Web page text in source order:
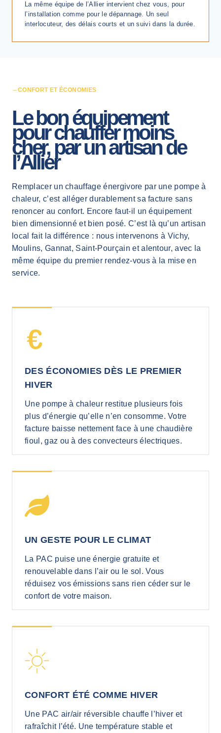
La même équipe de l’Allier intervient chez vous, pour
l’installation comme pour le dépannage. Un seul
interlocuteur, des délais courts et un suivi dans la durée.
CONFORT ET ÉCONOMIES
Le bon équipement
pour chauffer moins
cher, par un artisan de
l’Allier
Remplacer un chauffage énergivore par une pompe à
chaleur, c’est alléger durablement sa facture sans
renoncer au confort. Encore faut-il un équipement
bien dimensionné et bien posé. C’est là qu’un artisan
local fait la différence : nous intervenons à Vichy,
Moulins, Gannat, Saint-Pourçain et alentour, avec la
même équipe du premier rendez-vous à la mise en
service.
DES ÉCONOMIES DÈS LE PREMIER
HIVER
Une pompe à chaleur restitue plusieurs fois
plus d’énergie qu’elle n’en consomme. Votre
facture baisse nettement face à une chaudière
fioul, gaz ou à des convecteurs électriques.
UN GESTE POUR LE CLIMAT
La PAC puise une énergie gratuite et
renouvelable dans l’air ou le sol. Vous
réduisez vos émissions sans rien céder sur le
confort de votre maison.
CONFORT ÉTÉ COMME HIVER
Une PAC air/air réversible chauffe l’hiver et
rafraîchit l’été. Une température stable et